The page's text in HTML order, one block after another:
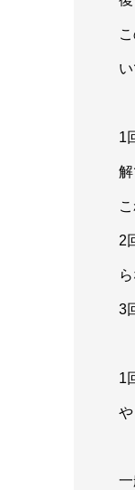
い
1
2
3
1